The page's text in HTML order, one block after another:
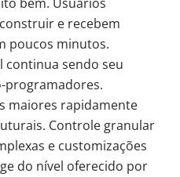
e recebem
poucos minutos.
continua sendo seu
programadores.
maiores rapidamente
Controle granular
e customizações
do nível oferecido por